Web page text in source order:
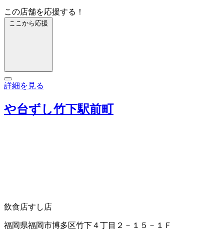
この店舗を応援する！
ここから応援
詳細を見る
や台ずし竹下駅前町
飲食店すし店
福岡県福岡市博多区竹下４丁目２－１５－１Ｆ